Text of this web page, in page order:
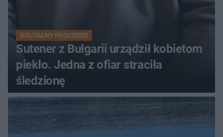
BRUTALNY PROCEDER
Sutener z Bułgarii urządził kobietom
piekło. Jedna z ofiar straciła
śledzionę